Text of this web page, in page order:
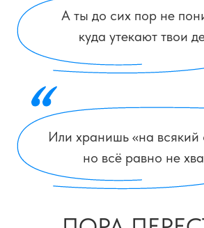
БОЛЬШИНСТВО
ЛЮДЕЙ ЖИВУТ «ОТ
ЗП ДО ЗП»
А потому что их никто не учил: